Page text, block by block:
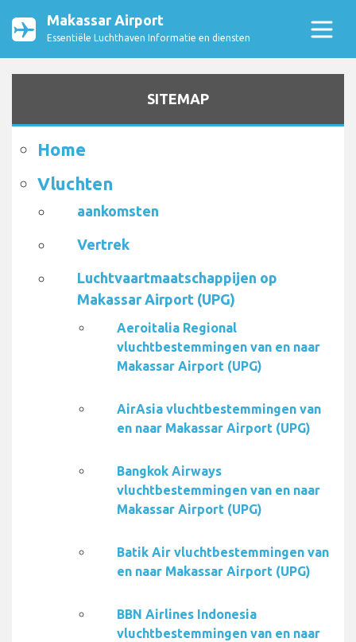
Makassar Airport
Essentiële Luchthaven Informatie en diensten
SITEMAP
Home
Vluchten
aankomsten
Vertrek
Luchtvaartmaatschappijen op
Makassar Airport (UPG)
Aeroitalia Regional
vluchtbestemmingen van en naar
Makassar Airport (UPG)
AirAsia vluchtbestemmingen van
en naar Makassar Airport (UPG)
Bangkok Airways
vluchtbestemmingen van en naar
Makassar Airport (UPG)
Batik Air vluchtbestemmingen van
en naar Makassar Airport (UPG)
BBN Airlines Indonesia
vluchtbestemmingen van en naar